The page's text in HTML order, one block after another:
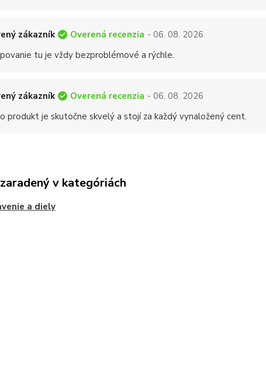
zákazník Overená recenzia - 06. 08. 2026
tu je vždy bezproblémové a rýchle.
zákazník Overená recenzia - 06. 08. 2026
produkt je skutočne skvelý a stojí za každý vynaložený cent.
v kategóriách
a diely